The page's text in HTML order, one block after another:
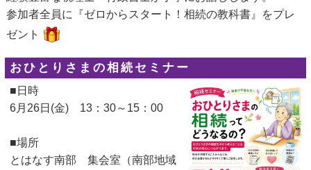
参加者全員に『ゼロからスタート！相続の教科書』をプレ
ゼント
おひとりさまの相続セミナー
■日時
6月26日(金) 13：30～15：00
■場所
とはなす南部 集会室（南部地域